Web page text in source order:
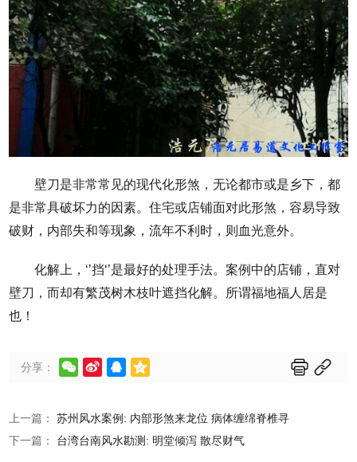
壁刀是非常常见的现代化形煞，无论都市或是乡下，都
是非常具破坏力的因素。住宅或店铺面对此形煞，容易导致
破财，内部失和等现象，流年不利时，则血光意外。
化解上，‘’挡‘’是最好的处理手法。案例中的店铺，直对
壁刀，而却有繁茂树木枝叶遮挡化解。所谓福地福人居是
也！
分享：      
上一篇：苏州风水案例: 内部形煞来龙位 病体缠绵脊椎寻
下一篇： 台湾台南风水勘测: 明堂倾泻 散尽财气